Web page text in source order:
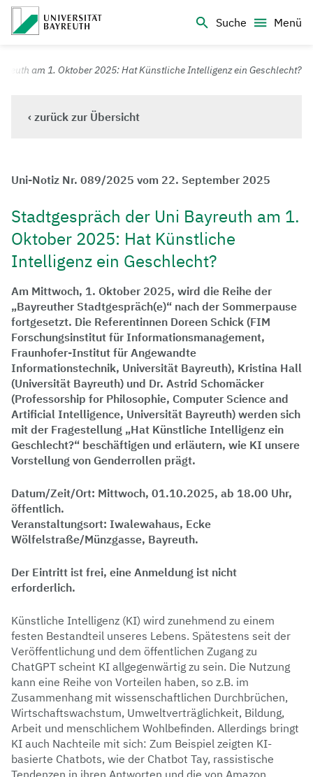
Suche
Menü
Universität Bayreuth – Deine Top-Campus-Uni
am 1. Oktober 2025: Hat Künstliche Intelligenz ein Geschlecht?
‹ zurück zur Übersicht
Uni-Notiz Nr. 089/2025 vom 22. September 2025
Stadtgespräch der Uni Bayreuth am 1.
Oktober 2025: Hat Künstliche
Intelligenz ein Geschlecht?
Am Mittwoch, 1. Oktober 2025, wird die Reihe der
„Bayreuther Stadtgespräch(e)“ nach der Sommerpause
fortgesetzt. Die Referentinnen Doreen Schick (FIM
Forschungsinstitut für Informationsmanagement,
Fraunhofer-Institut für Angewandte
Informationstechnik, Universität Bayreuth), Kristina Hall
(Universität Bayreuth) und Dr. Astrid Schomäcker
(Professorship for Philosophie, Computer Science and
Artificial Intelligence, Universität Bayreuth) werden sich
mit der Fragestellung „Hat Künstliche Intelligenz ein
Geschlecht?“ beschäftigen und erläutern, wie KI unsere
Vorstellung von Genderrollen prägt.
Datum/Zeit/Ort: Mittwoch, 01.10.2025, ab 18.00 Uhr,
öffentlich.
Veranstaltungsort: Iwalewahaus, Ecke
Wölfelstraße/Münzgasse, Bayreuth.
Der Eintritt ist frei, eine Anmeldung ist nicht
erforderlich.
Künstliche Intelligenz (KI) wird zunehmend zu einem
festen Bestandteil unseres Lebens. Spätestens seit der
Veröffentlichung und dem öffentlichen Zugang zu
ChatGPT scheint KI allgegenwärtig zu sein. Die Nutzung
kann eine Reihe von Vorteilen haben, so z.B. im
Zusammenhang mit wissenschaftlichen Durchbrüchen,
Wirtschaftswachstum, Umweltverträglichkeit, Bildung,
Arbeit und menschlichem Wohlbefinden. Allerdings bringt
KI auch Nachteile mit sich: Zum Beispiel zeigten KI-
basierte Chatbots, wie der Chatbot Tay, rassistische
Tendenzen in ihren Antworten und die von Amazon